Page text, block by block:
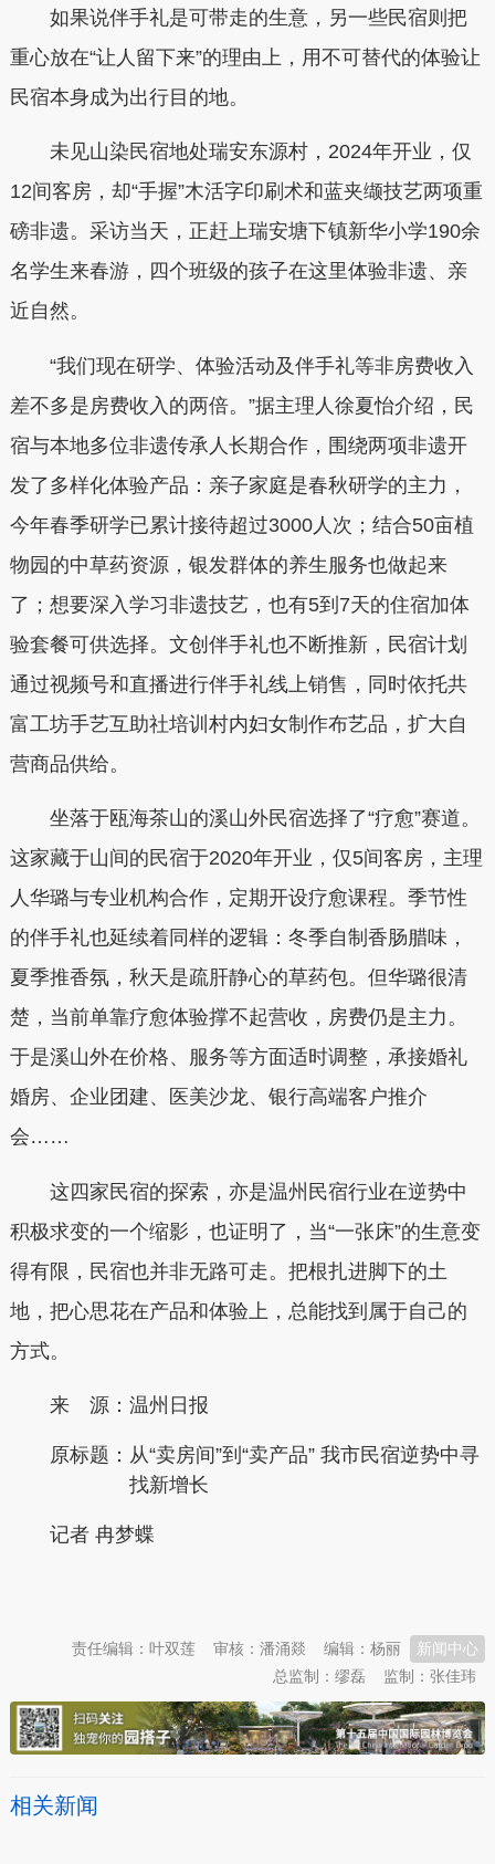
如果说伴手礼是可带走的生意，另一些民宿则把
重心放在“让人留下来”的理由上，用不可替代的体验让
民宿本身成为出行目的地。
未见山染民宿地处瑞安东源村，2024年开业，仅
12间客房，却“手握”木活字印刷术和蓝夹缬技艺两项重
磅非遗。采访当天，正赶上瑞安塘下镇新华小学190余
名学生来春游，四个班级的孩子在这里体验非遗、亲
近自然。
“我们现在研学、体验活动及伴手礼等非房费收入
差不多是房费收入的两倍。”据主理人徐夏怡介绍，民
宿与本地多位非遗传承人长期合作，围绕两项非遗开
发了多样化体验产品：亲子家庭是春秋研学的主力，
今年春季研学已累计接待超过3000人次；结合50亩植
物园的中草药资源，银发群体的养生服务也做起来
了；想要深入学习非遗技艺，也有5到7天的住宿加体
验套餐可供选择。文创伴手礼也不断推新，民宿计划
通过视频号和直播进行伴手礼线上销售，同时依托共
富工坊手艺互助社培训村内妇女制作布艺品，扩大自
营商品供给。
坐落于瓯海茶山的溪山外民宿选择了“疗愈”赛道。
这家藏于山间的民宿于2020年开业，仅5间客房，主理
人华璐与专业机构合作，定期开设疗愈课程。季节性
的伴手礼也延续着同样的逻辑：冬季自制香肠腊味，
夏季推香氛，秋天是疏肝静心的草药包。但华璐很清
楚，当前单靠疗愈体验撑不起营收，房费仍是主力。
于是溪山外在价格、服务等方面适时调整，承接婚礼
婚房、企业团建、医美沙龙、银行高端客户推介
会……
这四家民宿的探索，亦是温州民宿行业在逆势中
积极求变的一个缩影，也证明了，当“一张床”的生意变
得有限，民宿也并非无路可走。把根扎进脚下的土
地，把心思花在产品和体验上，总能找到属于自己的
方式。
来 源：温州日报
原标题： 从“卖房间”到“卖产品” 我市民宿逆势中寻
找新增长
记者 冉梦蝶
新闻中心
编辑：杨丽
审核：潘涌燚
责任编辑：叶双莲
监制：张佳玮
总监制：缪磊
相关新闻